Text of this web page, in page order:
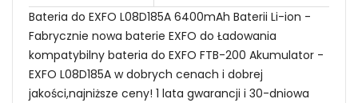
Bateria do EXFO L08D185A 6400mAh Baterii Li-ion -
Fabrycznie nowa baterie EXFO do Ładowania
kompatybilny bateria do EXFO FTB-200 Akumulator -
EXFO L08D185A w dobrych cenach i dobrej
jakości,najniższe ceny! 1 lata gwarancji i 30-dniowa